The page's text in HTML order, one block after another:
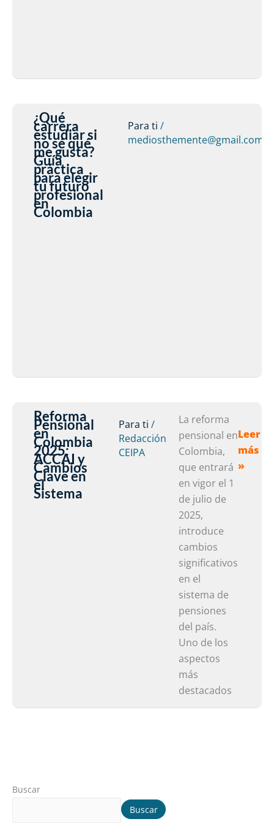
Buscar
Buscar
¿Qué
carrera
estudiar si
no sé qué
me gusta?
Guía
práctica
para elegir
tu futuro
profesional
en
Colombia
Para ti /
mediosthemente@gmail.com
Reforma
Pensional
en
Colombia
2025:
ACCAI y
Cambios
Clave en
el
Sistema
Para ti /
Redacción
CEIPA
La reforma
pensional en
Colombia,
que entrará
en vigor el 1
de julio de
2025,
introduce
cambios
significativos
en el
sistema de
pensiones
del país.
Uno de los
aspectos
más
destacados
en
Leer
más
»